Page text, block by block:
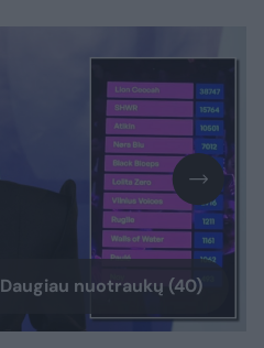
Daugiau nuotraukų (40)